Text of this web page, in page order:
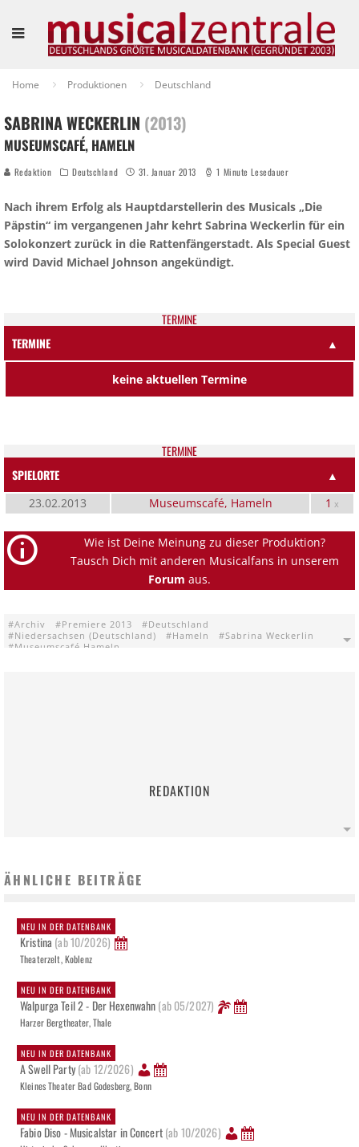
Home Produktionen Deutschland
SABRINA WECKERLIN (2013)
MUSEUMSCAFÉ, HAMELN
Redaktion Deutschland 31. Januar 2013 1 Minute Lesedauer
Nach ihrem Erfolg als Hauptdarstellerin des Musicals „Die
Päpstin“ im vergangenen Jahr kehrt Sabrina Weckerlin für ein
Solokonzert zurück in die Rattenfängerstadt. Als Special Guest
wird David Michael Johnson angekündigt.
TER­MI­NE
TERMINE
▲
keine aktuellen Termine
TER­MI­NE
SPIELORTE
▲
23.02.2013 Museumscafé, Hameln 1 x
Wie ist Deine Meinung zu dieser Produktion?
Tausch Dich mit anderen Musicalfans in unserem
Forum aus.
Archiv Premiere 2013
Deutschland
Niedersachsen (Deutschland)
Hameln
Sabrina Weckerlin
Museumscafé Hameln
REDAKTION
ÄHNLICHE BEITRÄGE
NEU IN DER DATENBANK
Kristina (ab 10/2026)
Theaterzelt, Koblenz
NEU IN DER DATENBANK
Walpurga Teil 2 - Der Hexenwahn(ab 05/2027)
Harzer Bergtheater, Thale
NEU IN DER DATENBANK
A Swell Party(ab 12/2026)
Kleines Theater Bad Godesberg, Bonn
NEU IN DER DATENBANK
Fabio Diso - Musicalstar in Concert(ab 10/2026)